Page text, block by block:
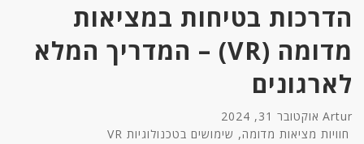
הדרכות בטיחות במציאות
מדומה (VR) – המדריך המלא
לארגונים
Artur אוקטובר 31, 2024
חוויות מציאות מדומה, שימושים בטכנולוגיות VR